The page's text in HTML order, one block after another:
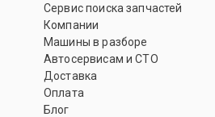
Сервис поиска запчастей
Компании
Машины в разборе
Автосервисам и СТО
Доставка
Оплата
Блог